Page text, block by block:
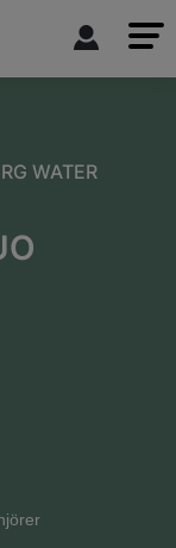
WATER